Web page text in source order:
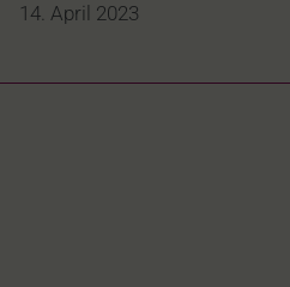
14. April 2023